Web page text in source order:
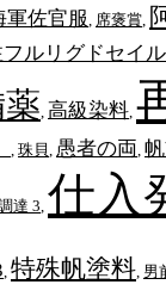
軍佐官服 席褒賞
ルリグドセイル
高級染料
珠貝 愚者の両
達 3 仕入
特殊帆塗料 男